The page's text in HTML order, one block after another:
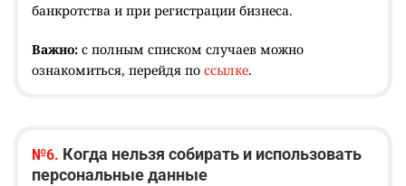
банкротства и при регистрации бизнеса.
Важно: с полным списком случаев можно
ознакомиться, перейдя по ссылке.
№6. Когда нельзя собирать и использовать
персональные данные